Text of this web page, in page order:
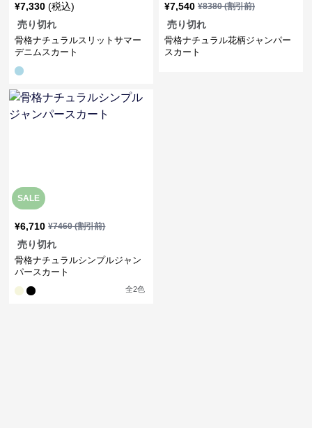
¥7,330 (税込)
売り切れ
骨格ナチュラルスリットサマー
デニムスカート
¥7,540 ¥8380(割引前)
売り切れ
骨格ナチュラル花柄ジャンパー
スカート
SALE
¥6,710 ¥7460(割引前)
売り切れ
骨格ナチュラルシンプルジャン
パースカート
全2色